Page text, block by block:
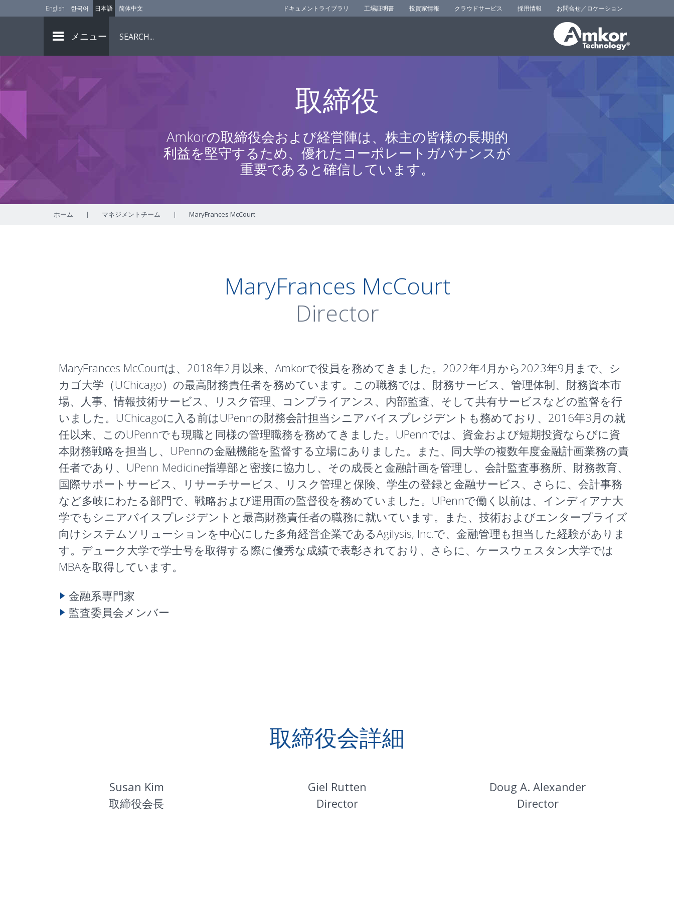
English 한국어 日本語 简体中文 ドキュメントライブラリ 工場証明書 投資家情報 クラウドサービス 採用情報 お問合せ／ロケーション
メニュー
取締役
Amkorの取締役会および経営陣は、株主の皆様の長期的
利益を堅守するため、優れたコーポレートガバナンスが
重要であると確信しています。
ホーム | マネジメントチーム | MaryFrances McCourt
MaryFrances McCourt
Director
MaryFrances McCourtは、2018年2月以来、Amkorで役員を務めてきました。2022年4月から2023年9月まで、シ
カゴ大学（UChicago）の最高財務責任者を務めています。この職務では、財務サービス、管理体制、財務資本市
場、人事、情報技術サービス、リスク管理、コンプライアンス、内部監査、そして共有サービスなどの監督を行
いました。UChicagoに入る前はUPennの財務会計担当シニアバイスプレジデントも務めており、2016年3月の就
任以来、このUPennでも現職と同様の管理職務を務めてきました。UPennでは、資金および短期投資ならびに資
本財務戦略を担当し、UPennの金融機能を監督する立場にありました。また、同大学の複数年度金融計画業務の責
任者であり、UPenn Medicine指導部と密接に協力し、その成長と金融計画を管理し、会計監査事務所、財務教育、
国際サポートサービス、リサーチサービス、リスク管理と保険、学生の登録と金融サービス、さらに、会計事務
など多岐にわたる部門で、戦略および運用面の監督役を務めていました。UPennで働く以前は、インディアナ大
学でもシニアバイスプレジデントと最高財務責任者の職務に就いています。また、技術およびエンタープライズ
向けシステムソリューションを中心にした多角経営企業であるAgilysis, Inc.で、金融管理も担当した経験がありま
す。デューク大学で学士号を取得する際に優秀な成績で表彰されており、さらに、ケースウェスタン大学では
MBAを取得しています。
金融系専門家
監査委員会メンバー
取締役会詳細
Susan Kim
取締役会長
Giel Rutten
Director
Doug A. Alexander
Director